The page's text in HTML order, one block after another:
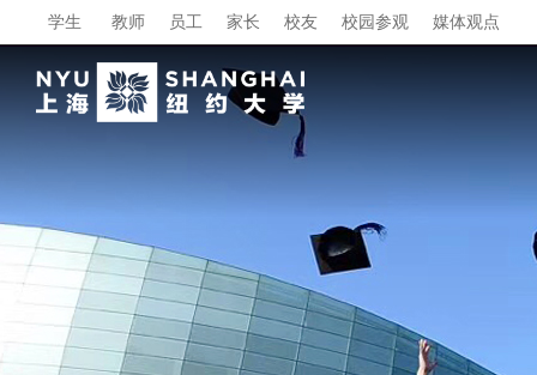
学生 教师 员工 家长 校友 校园参观 媒体观点